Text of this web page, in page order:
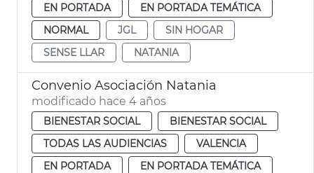
EN PORTADA
EN PORTADA TEMÁTICA
NORMAL
JGL
SIN HOGAR
SENSE LLAR
NATANIA
Convenio Asociación Natania
modificado hace 4 años
BIENESTAR SOCIAL
BIENESTAR SOCIAL
TODAS LAS AUDIENCIAS
VALENCIA
EN PORTADA
EN PORTADA TEMÁTICA